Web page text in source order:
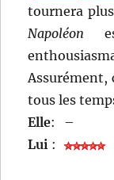
tournera
Napoléon
Assurément,
tous les
Elle:
–
Lui :